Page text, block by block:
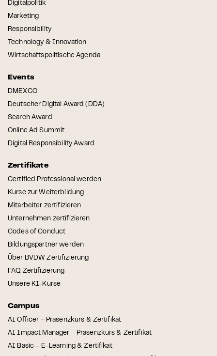
Digitalpolitik
Marketing
Responsibility
Technology & Innovation
Wirtschaftspolitische Agenda
Events
DMEXCO
Deutscher Digital Award (DDA)
Search Award
Online Ad Summit
Digital Responsibility Award
Zertifikate
Certified Professional werden
Kurse zur Weiterbildung
Mitarbeiter zertifizieren
Unternehmen zertifizieren
Codes of Conduct
Bildungspartner werden
Über BVDW Zertifizierung
FAQ Zertifizierung
Unsere KI-Kurse
Campus
AI Officer – Präsenzkurs & Zertifikat
AI Impact Manager – Präsenzkurs & Zertifikat
AI Basic – E-Learning & Zertifikat